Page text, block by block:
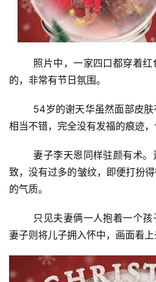
照片中，一家四口都穿着
的，非常有节日氛围。
54岁的谢天华虽然面部皮
相当不错，完全没有发福的痕迹，
妻子李天恩同样驻颜有术
致，没有过多的皱纹，即便打扮
的气质。
只见夫妻俩一人抱着一个孩
妻子则将儿子拥入怀中，画面看上